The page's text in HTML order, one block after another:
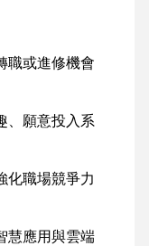
職或進修機會
、願意投入系
化職場競爭力
慧應用與雲端